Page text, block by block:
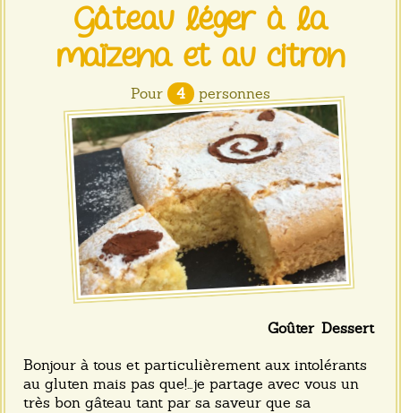
Gâteau léger à la
maïzena et au citron
Pour 4 personnes
Goûter Dessert
Bonjour à tous et particulièrement aux intolérants
au gluten mais pas que!...je partage avec vous un
très bon gâteau tant par sa saveur que sa